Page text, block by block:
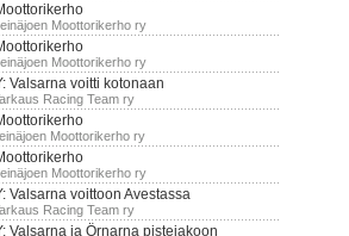
Moottorikerho ry
Moottorikerho ry
Valsarna voitti kotonaan
Racing Team ry
Moottorikerho ry
Moottorikerho ry
Valsarna voittoon Avestassa
Racing Team ry
Valsarna ja Örnarna pistejakoon